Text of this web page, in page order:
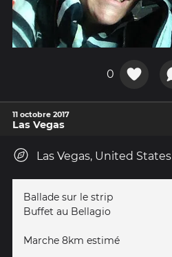
0
11 octobre 2017
Las Vegas
Las Vegas, United States
Ballade sur le strip
Buffet au Bellagio
Marche 8km estimé